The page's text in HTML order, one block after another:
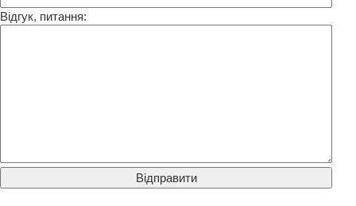
Відгук, питання: